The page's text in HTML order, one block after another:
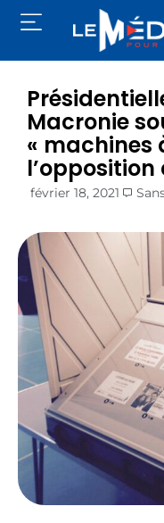
Macronie
« machines
février 18, 2021